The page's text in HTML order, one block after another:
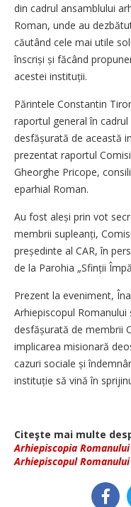
din cadrul ansamblului
Roman, unde au
căutând cele mai utile
înscriși și făcând
acestei instituții.
Părintele Constantin
raportul general în
desfășurată de această
prezentat raportul
Gheorghe Pricope,
eparhial Roman.
Au fost aleși prin vot
membrii supleanți,
președinte al CAR, în
de la Parohia „Sfinții
Prezent la eveniment,
Arhiepiscopul
desfășurată de membrii
implicarea misionară
cazuri sociale și
instituție să vină în
Citeşte mai multe
Arhiepiscopia
Arhiepiscopul